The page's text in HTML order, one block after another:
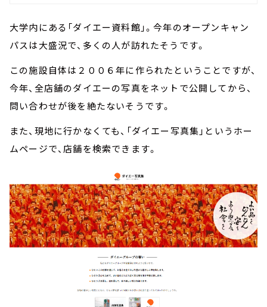
大学内にある「ダイエー資料館」。今年のオープンキャン
パスは大盛況で、多くの人が訪れたそうです。
この施設自体は２００６年に作られたということですが、
今年、全店舗のダイエーの写真をネットで公開してから、
問い合わせが後を絶たないそうです。
また、現地に行かなくても、「ダイエー写真集」というホー
ムページで、店舗を検索できます。